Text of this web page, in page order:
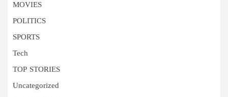
MOVIES
POLITICS
SPORTS
Tech
TOP STORIES
Uncategorized